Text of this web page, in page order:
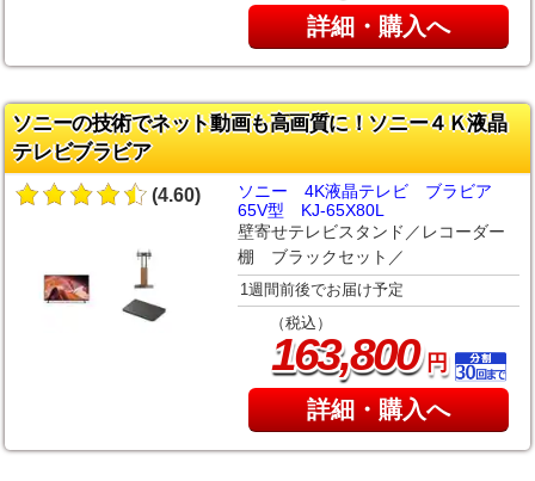
詳細・購入へ
ソニーの技術でネット動画も高画質に！ソニー４Ｋ液晶
テレビブラビア
(4.60)
ソニー 4K液晶テレビ ブラビア
65V型 KJ-65X80L
壁寄せテレビスタンド／レコーダー
棚 ブラックセット／
1週間前後でお届け予定
（税込）
163,800円
詳細・購入へ